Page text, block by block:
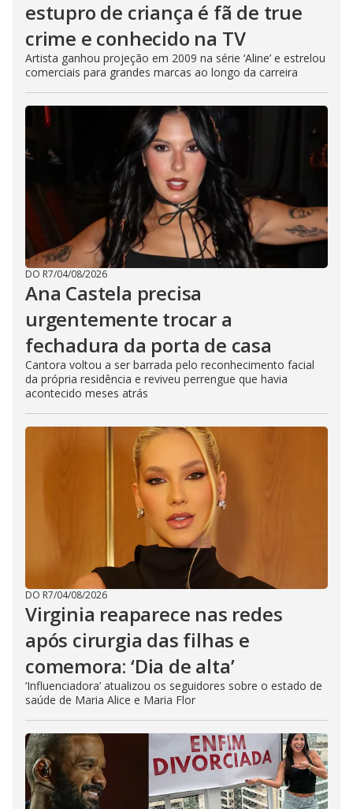
estupro de criança é fã de true
crime e conhecido na TV
Artista ganhou projeção em 2009 na série ‘Aline’ e estrelou
comerciais para grandes marcas ao longo da carreira
DO R7/04/08/2026
Ana Castela precisa
urgentemente trocar a
fechadura da porta de casa
Cantora voltou a ser barrada pelo reconhecimento facial
da própria residência e reviveu perrengue que havia
acontecido meses atrás
DO R7/04/08/2026
Virginia reaparece nas redes
após cirurgia das filhas e
comemora: ‘Dia de alta’
‘Influenciadora’ atualizou os seguidores sobre o estado de
saúde de Maria Alice e Maria Flor